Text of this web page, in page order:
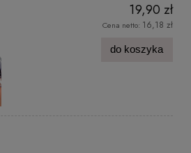
19,90 zł
Cena netto: 16,18 zł
do koszyka